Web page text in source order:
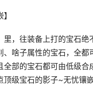
，往装备上打的宝石绝
啥子属性的宝石，全都
全部的宝石都可由低级合
顶级宝石的影子~无忧镶